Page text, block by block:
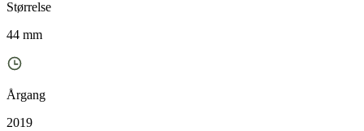
Størrelse
44 mm
Årgang
2019